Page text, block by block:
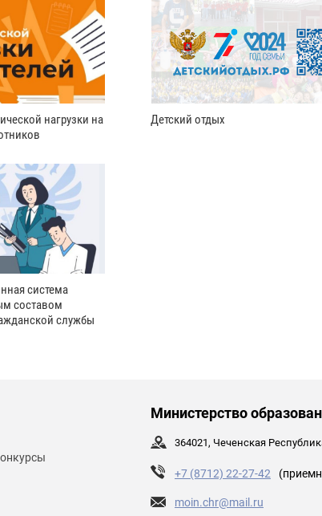
нагрузки на
Детский отдых
система
составом
службы
Министерство
364021, Чеченская
+7 (8712) 22-27-42
moin.chr@mail.ru